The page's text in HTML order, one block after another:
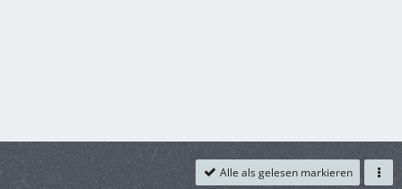
Alle als gelesen markieren